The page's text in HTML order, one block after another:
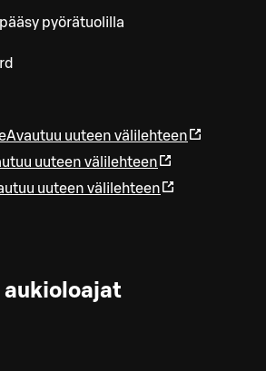
pyörätuolilla
Avautuu uuteen välilehteen
uuteen välilehteen
uuteen välilehteen
aukioloajat